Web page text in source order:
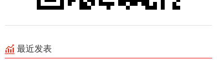
最近发表